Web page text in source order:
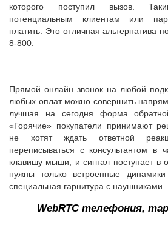
которого поступил вызов.
потенциальным клиентам или
платить. Это отличная альтернатива
8-800.
Прямой онлайн звонок на любой
любых оплат можно совершить
лучшая на сегодня форма
«Горячие» покупатели принимают
не хотят ждать ответной
переписываться с консультантом в
клавишу мыши, и сигнал поступает в
нужны только встроенные
специальная гарнитура с наушниками.
WebRTC телефония,